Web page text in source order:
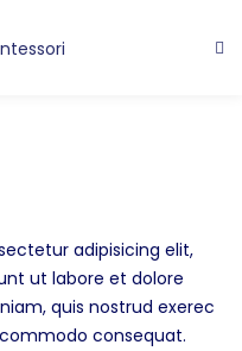
adipisicing elit,
ut labore et dolore
quis nostrud exerec
consequat.